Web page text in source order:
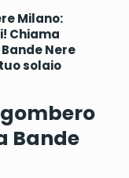
Milano:
Chiama
Nere
solaio
Bande